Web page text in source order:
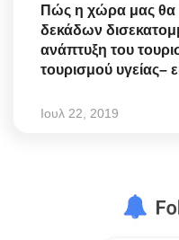
Πώς η χώρα μας θα
δεκάδων
ανάπτυξη του
τουρισμού υγείας–
Ιουλ 22, 2019